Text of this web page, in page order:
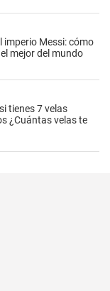
imperio Messi: cómo
mejor del mundo
tienes 7 velas
¿Cuántas velas te